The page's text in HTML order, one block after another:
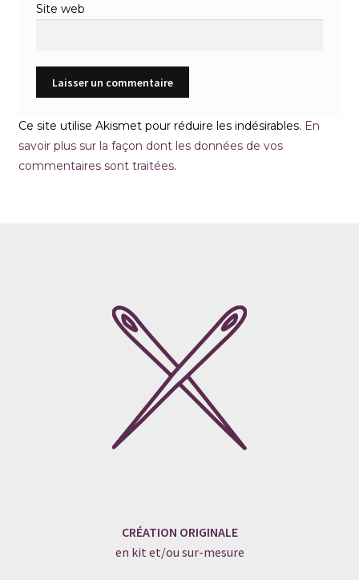
Site web
Ce site utilise Akismet pour réduire les indésirables. En
savoir plus sur la façon dont les données de vos
commentaires sont traitées.
CRÉATION ORIGINALE
en kit et/ou sur-mesure